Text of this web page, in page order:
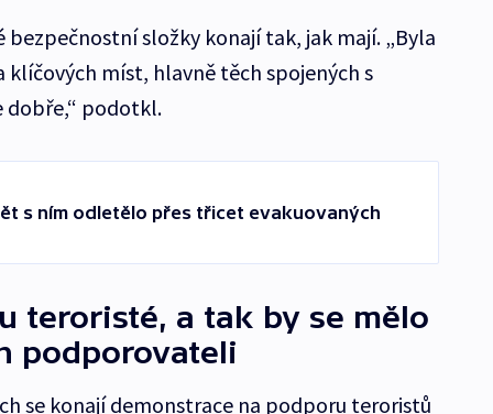
bezpečnostní složky konají tak, jak mají. „Byla
klíčových míst, hlavně těch spojených s
dobře,“ podotkl.
s ním odletělo přes třicet evakuovaných
teroristé, a tak by se mělo
podporovateli
se konají demonstrace na podporu teroristů